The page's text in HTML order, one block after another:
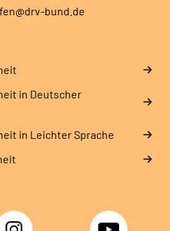
bund.de
in Deutscher
in Leichter Sprache
Instagram YouTube